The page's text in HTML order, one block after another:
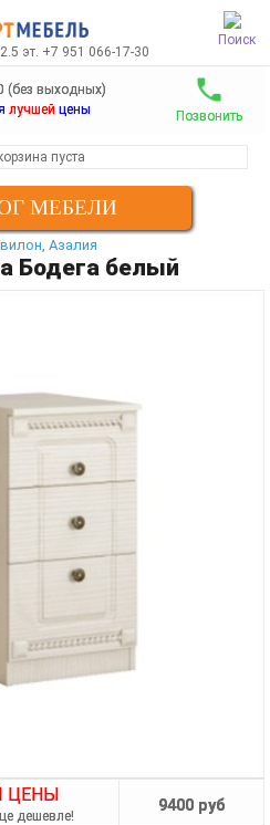
Поиск
эт. +7 951 066-17-30
(без выходных)
лучшей цены Позвонить
пуста
МЕБЕЛИ
Азалия
Бодега белый
ЦЕНЫ
дешевле!
9400 руб